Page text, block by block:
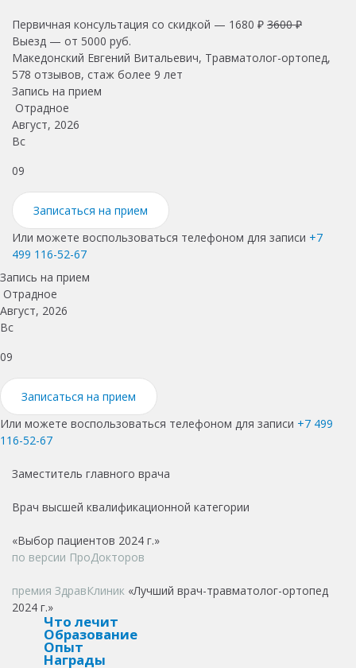
Первичная консультация со скидкой — 1680 ₽ 3600 ₽
Выезд — от 5000 руб.
Македонский Евгений Витальевич, Травматолог-ортопед,
578 отзывов, стаж более 9 лет
Запись на прием
Отрадное
Август, 2026
Вс
09
Записаться на прием
Или можете воспользоваться телефоном для записи +7
499 116-52-67
Запись на прием
Отрадное
Август, 2026
Вс
09
Записаться на прием
Или можете воспользоваться телефоном для записи +7 499
116-52-67
Заместитель главного врача
Врач высшей квалификационной категории
«Выбор пациентов 2024 г.»
по версии ПроДокторов
премия ЗдравКлиник «Лучший врач-травматолог-ортопед
2024 г.»
Что лечит
Образование
Опыт
Награды